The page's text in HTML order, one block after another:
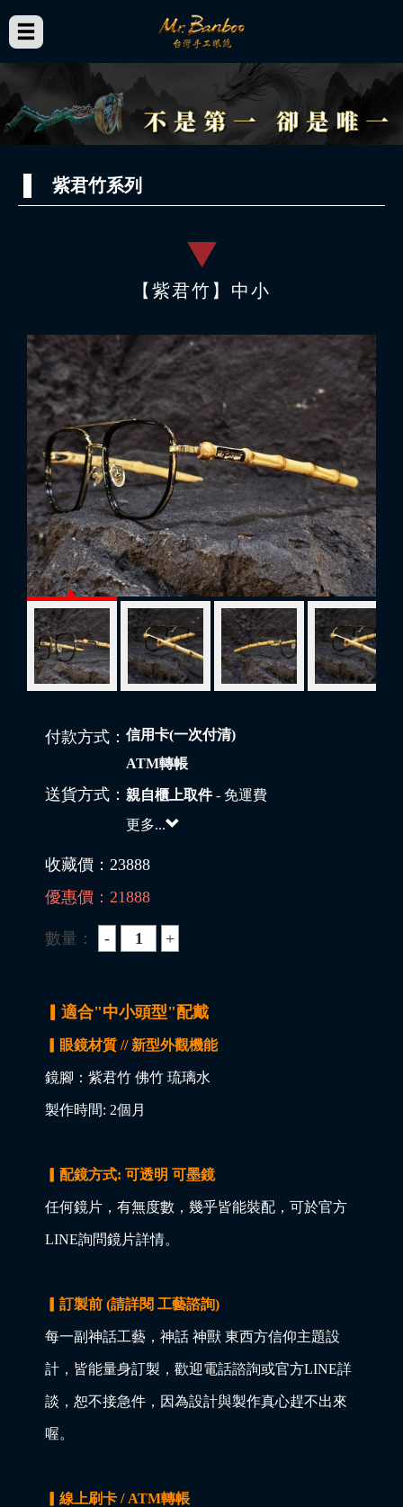
紫君竹系列
【紫君竹】中小
付款方式： 信用卡(一次付清)
ATM轉帳
送貨方式： 親自櫃上取件- 免運費
更多...
收藏價： 23888
優惠價： 21888
數量：
▎適合"中小頭型"配戴
▎眼鏡材質 // 新型外觀機能
鏡腳：紫君竹 佛竹 琉璃水
製作時間: 2個月
▎配鏡方式: 可透明 可墨鏡
任何鏡片，有無度數，幾乎皆能裝配，可於官方
LINE詢問鏡片詳情。
▎訂製前 (請詳閱 工藝諮詢)
每一副神話工藝，神話 神獸 東西方信仰主題設
計，皆能量身訂製，歡迎電話諮詢或官方LINE詳
談，恕不接急件，因為設計與製作真心趕不出來
喔。
▎線上刷卡 / ATM轉帳